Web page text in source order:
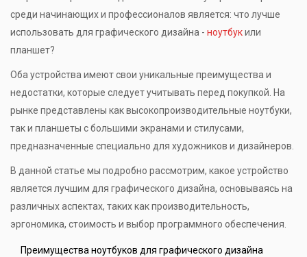
среди начинающих и профессионалов является: что лучше
использовать для графического дизайна - ноутбукили
планшет?
Оба устройства имеют свои уникальные преимущества и
недостатки, которые следует учитывать перед покупкой. На
рынке представлены как высокопроизводительные ноутбуки,
так и планшеты с большими экранами и стилусами,
предназначенные специально для художников и дизайнеров.
В данной статье мы подробно рассмотрим, какое устройство
является лучшим для графического дизайна, основываясь на
различных аспектах, таких как производительность,
эргономика, стоимость и выбор программного обеспечения.
Преимущества ноутбуков для графического дизайна